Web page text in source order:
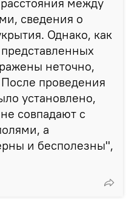
сведения о
Однако, как
неточно,
проведения
установлено,
совпадают с
а
и бесполезны",